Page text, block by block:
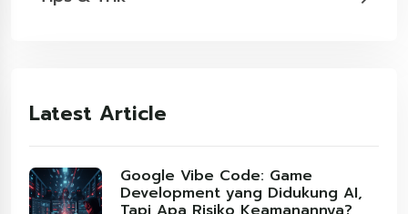
Latest Article
Google Vibe Code: Game
Development yang Didukung AI,